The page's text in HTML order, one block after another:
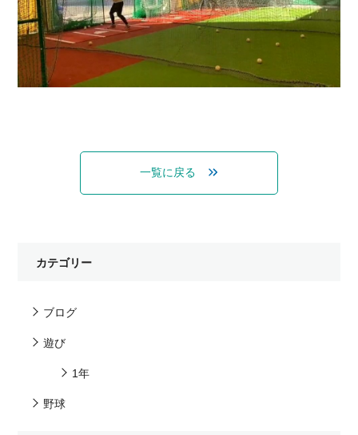
一覧に戻る
カテゴリー
ブログ
遊び
1年
野球